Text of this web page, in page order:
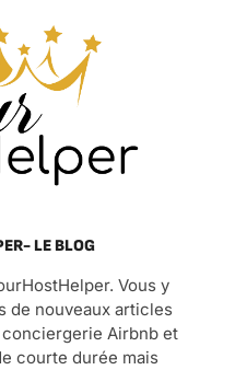
LE BLOG
Vous y
de nouveaux articles
Airbnb et
courte durée mais